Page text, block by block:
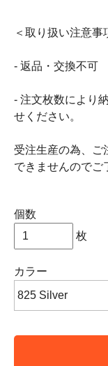
＜取り扱い注意事
- 返品・交換不可
- 注文枚数により
せください。
受注生産の為、ご
できませんのでご
個数
枚
カラー